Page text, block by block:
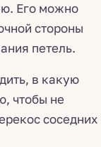
Его можно
стороны
петель.
в какую
чтобы не
соседних